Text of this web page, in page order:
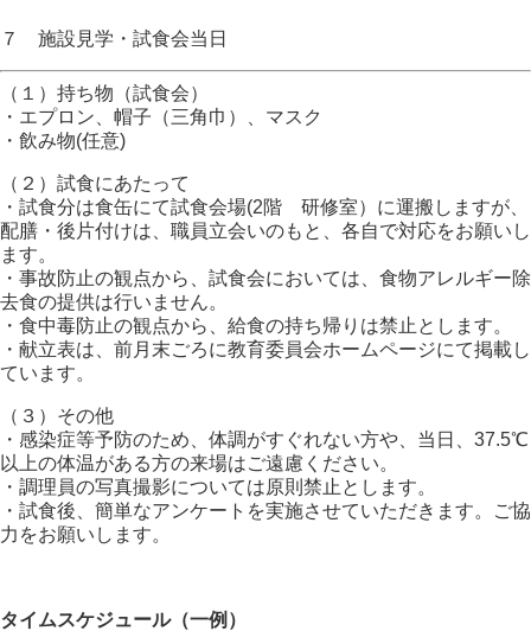
７ 施設見学・試食会当日
（１）持ち物（試食会）
・エプロン、帽子（三角巾）、マスク
・飲み物(任意)
（２）試食にあたって
・試食分は食缶にて試食会場(2階 研修室）に運搬しますが、
配膳・後片付けは、職員立会いのもと、各自で対応をお願いし
ます。
・事故防止の観点から、試食会においては、食物アレルギー除
去食の提供は行いません。
・食中毒防止の観点から、給食の持ち帰りは禁止とします。
・献立表は、前月末ごろに教育委員会ホームページにて掲載し
ています。
（３）その他
・感染症等予防のため、体調がすぐれない方や、当日、37.5℃
以上の体温がある方の来場はご遠慮ください。
・調理員の写真撮影については原則禁止とします。
・試食後、簡単なアンケートを実施させていただきます。ご協
力をお願いします。
タイムスケジュール（一例）